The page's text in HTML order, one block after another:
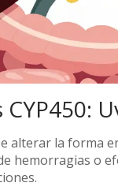
alterar la forma
hemorragias o